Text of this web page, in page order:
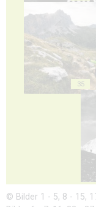
35
© Bilder 1 - 5, 8 - 15,